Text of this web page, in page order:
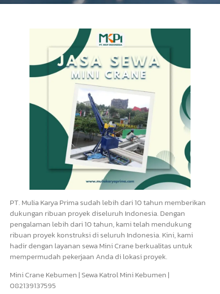
PT. Mulia Karya Prima sudah lebih dari 10 tahun memberikan
dukungan ribuan proyek diseluruh Indonesia. Dengan
pengalaman lebih dari 10 tahun, kami telah mendukung
ribuan proyek konstruksi di seluruh Indonesia. Kini, kami
hadir dengan layanan sewa Mini Crane berkualitas untuk
mempermudah pekerjaan Anda di lokasi proyek.
Mini Crane Kebumen | Sewa Katrol Mini Kebumen |
082139137595